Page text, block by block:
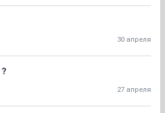
30 апреля
27 апреля